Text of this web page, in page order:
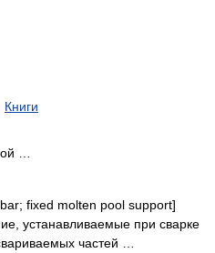
Книги
…
fixed molten pool support]
устанавливаемые при сварке
частей …